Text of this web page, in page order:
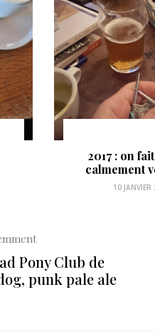
2017 : on
calmement
10 JANVIER
Pony Club de
punk pale ale